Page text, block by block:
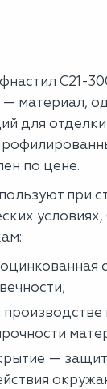
С21-
— материал,
для
по цене.
при
—